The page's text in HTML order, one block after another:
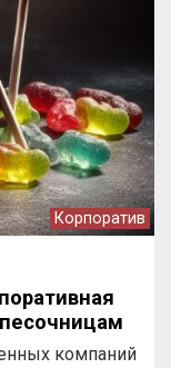
Корпоратив
компаний